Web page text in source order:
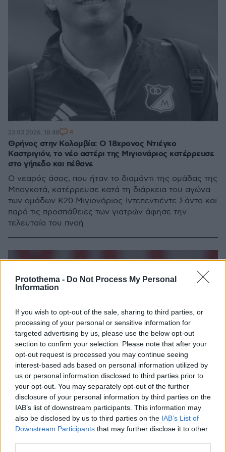
Protothema - Do Not Process My Personal
Information
If you wish to opt-out of the sale, sharing to third parties, or
processing of your personal or sensitive information for
targeted advertising by us, please use the below opt-out
section to confirm your selection. Please note that after your
opt-out request is processed you may continue seeing
interest-based ads based on personal information utilized by
us or personal information disclosed to third parties prior to
your opt-out. You may separately opt-out of the further
disclosure of your personal information by third parties on the
IAB’s list of downstream participants. This information may
also be disclosed by us to third parties on the IAB’s List of
Downstream Participants that may further disclose it to other
Θρήνος στην Κολομβία: Ο 18χρονος Ντιέγκο
Καστριγιόν, το νέο αστέρι της Μιγιονάριος κατέρρευσε
στο γήπεδο και πέθανε
Ο νεαρός άσος, που ήταν το διαμάντι της ομάδας της
Μπογκοτά, κατέρρευσε κατά τη διάρκεια του αγώνα
των ομάδων Κ20 Μιγιονάριος-Ιντεπεντιέντε Σάντα και
παρά τις προσπάθειες των γιατρών άφησε την
τελευταία του πνοή
23.03.2026, 18:48 4